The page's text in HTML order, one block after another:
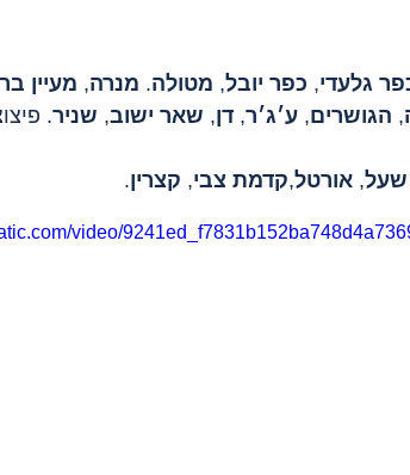
גלעדי, כפר יובל, מטולה. מנרה, מעיין
, הגושרים, ע׳ג׳ר, דן, שאר ישוב, שניר.
שעל, אורטל,קדמת צבי, קצרין.
video/